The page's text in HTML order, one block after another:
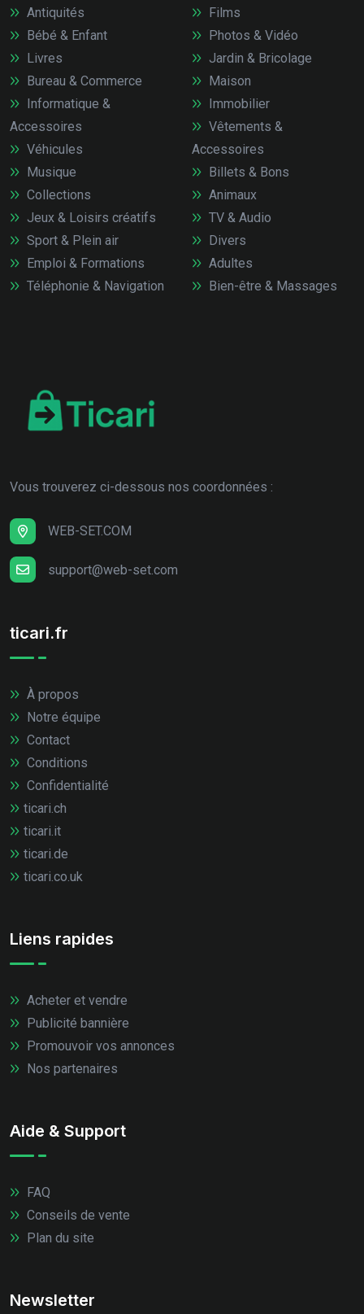
Antiquités
Bébé & Enfant
Livres
Bureau & Commerce
Informatique &
Accessoires
Véhicules
Films
Photos & Vidéo
Jardin & Bricolage
Maison
Immobilier
Vêtements &
Accessoires
Musique
Collections
Jeux & Loisirs créatifs
Sport & Plein air
Emploi & Formations
Téléphonie & Navigation
Billets & Bons
Animaux
TV & Audio
Divers
Adultes
Bien-être & Massages
Vous trouverez ci-dessous nos coordonnées :
WEB-SET.COM
support@web-set.com
ticari.fr
À propos
Notre équipe
Contact
Conditions
Confidentialité
ticari.ch
ticari.it
ticari.de
ticari.co.uk
Liens rapides
Acheter et vendre
Publicité bannière
Promouvoir vos annonces
Nos partenaires
Aide & Support
FAQ
Conseils de vente
Plan du site
Newsletter